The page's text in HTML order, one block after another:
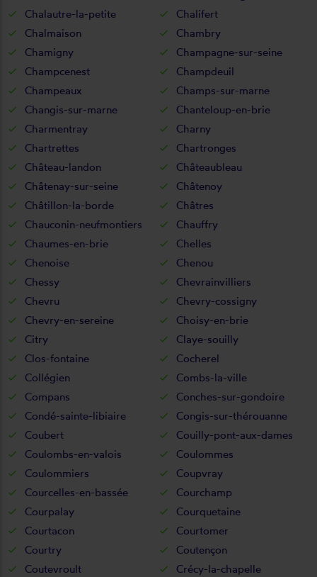
Chalautre-la-petite
Chalifert
Chalmaison
Chambry
Chamigny
Champagne-sur-seine
Champcenest
Champdeuil
Champeaux
Champs-sur-marne
Changis-sur-marne
Chanteloup-en-brie
Charmentray
Charny
Chartrettes
Chartronges
Château-landon
Châteaubleau
Châtenay-sur-seine
Châtenoy
Châtillon-la-borde
Châtres
Chauconin-neufmontiers
Chauffry
Chaumes-en-brie
Chelles
Chenoise
Chenou
Chessy
Chevrainvilliers
Chevru
Chevry-cossigny
Chevry-en-sereine
Choisy-en-brie
Citry
Claye-souilly
Clos-fontaine
Cocherel
Collégien
Combs-la-ville
Compans
Conches-sur-gondoire
Condé-sainte-libiaire
Congis-sur-thérouanne
Coubert
Couilly-pont-aux-dames
Coulombs-en-valois
Coulommes
Coulommiers
Coupvray
Courcelles-en-bassée
Courchamp
Courpalay
Courquetaine
Courtacon
Courtomer
Courtry
Coutençon
Coutevroult
Crécy-la-chapelle